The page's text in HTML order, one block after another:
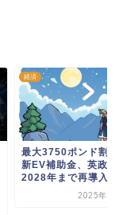
経済
最大3750ポンド割
新EV補助金、英政
2028年まで再導入...
2025年7